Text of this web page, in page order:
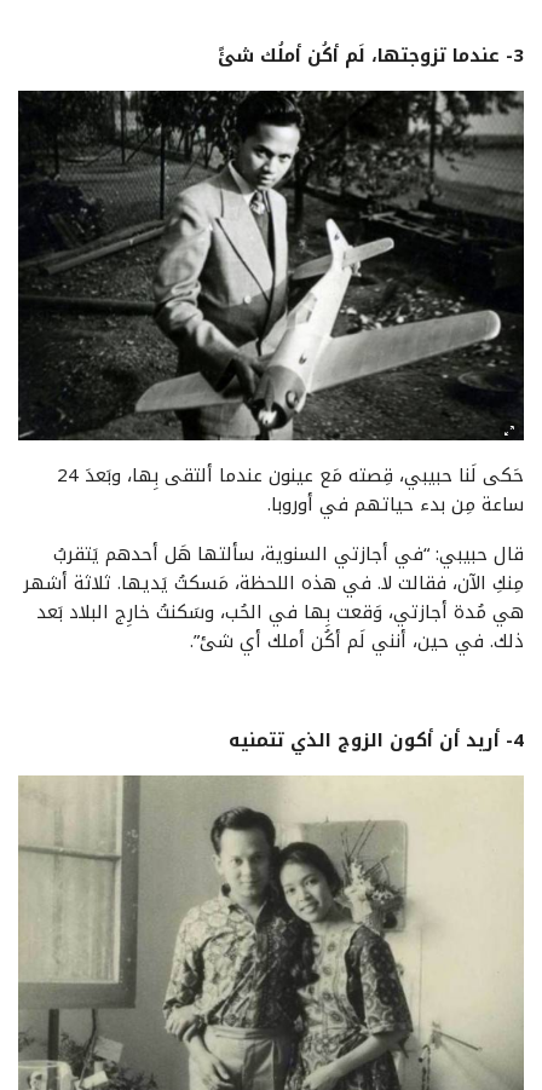
3- عندما تزوجتها، لَم أكُن أملُك شئً
حَكى لَنا حبيبي، قِصته مَع عينون عندما ألتقى بِها، وبَعدَ 24
ساعة مِن بدء حياتهم في أوروبا.
قال حبيبي: “في أجازتي السنوية، سألتها هَل أحدهم يَتقربُ
مِنكِ الآن، فقالت لا. في هذه اللحظة، مَسكتُ يَديها. ثلاثة أشهر
هي مُدة أجازتي، وَقعت بِها في الحُب، وسَكنتُ خارِج البلاد بَعد
ذلك. في حين، أنني لَم أكُن أملك أي شئ”.
4- أريد أن أكون الزوج الذي تتمنيه